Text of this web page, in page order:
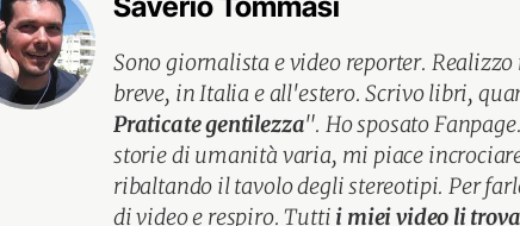
Sono giornalista e video reporter.
breve, in Italia e all'estero. Scrivo libri,
Praticate gentilezza". Ho sposato
storie di umanità varia, mi piace
ribaltando il tavolo degli stereotipi. Per
di video e respiro. Tutti i miei video li